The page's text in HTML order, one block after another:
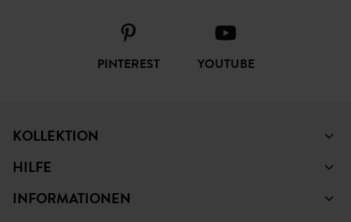
PINTEREST YOUTUBE
KOLLEKTION
HILFE
INFORMATIONEN